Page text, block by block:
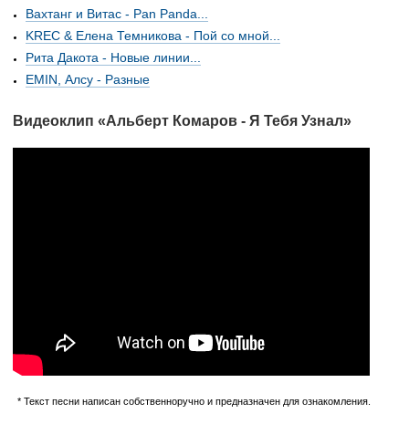
Вахтанг и Витас - Pan Panda...
KREC & Елена Темникова - Пой со мной...
Рита Дакота - Новые линии...
EMIN, Алсу - Разные
Видеоклип «Альберт Комаров - Я Тебя Узнал»
* Текст песни написан собственноручно и предназначен для ознакомления.